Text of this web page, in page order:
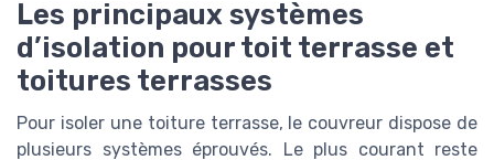
Les principaux systèmes
d’isolation pour toit terrasse et
toitures terrasses
Pour isoler une toiture terrasse, le couvreur dispose de
plusieurs systèmes éprouvés. Le plus courant reste